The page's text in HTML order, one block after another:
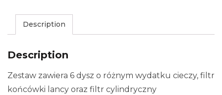
Description
Description
Zestaw zawiera 6 dysz o różnym wydatku cieczy, filtr
końcówki lancy oraz filtr cylindryczny